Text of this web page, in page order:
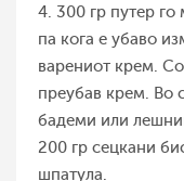
4. 300 гр путер
па кога е убаво
варениот крем.
преубав крем. Во
бадеми или
200 гр сецкани
шпатула.